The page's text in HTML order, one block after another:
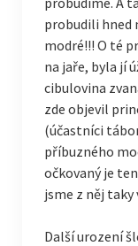
probudili hned
modré!!! O té
na jaře, byla jí
cibulovina
zde objevil
(účastníci
příbuzného
očkovaný je
jsme z něj
Další urození